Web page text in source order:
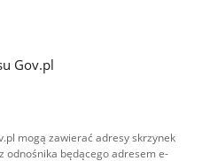
Gov.pl
mogą zawierać adresy skrzynek
odnośnika będącego adresem e-